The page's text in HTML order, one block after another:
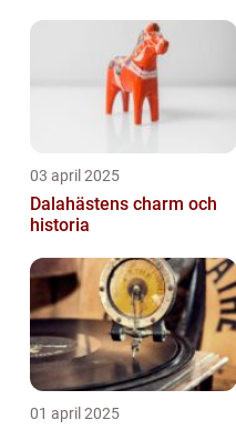
03 april 2025
Dalahästens charm och
historia
01 april 2025